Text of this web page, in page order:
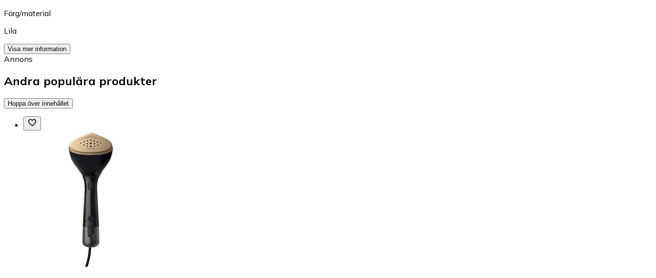
Färg/material
Lila
Visa mer information
Annons
Andra populära produkter
Hoppa över innehållet